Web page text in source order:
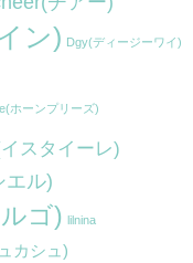
ン) Dgy(ディージーワイ)
ホーンプリーズ)
スタイーレ)
エル)
ゴ) lilnina
カシュ)